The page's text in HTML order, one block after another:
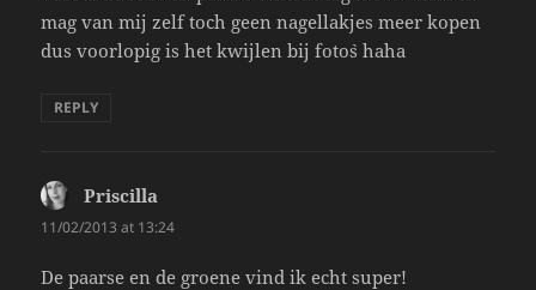
mag van mij zelf toch geen nagellakjes meer kopen
dus voorlopig is het kwijlen bij foto`s haha
REPLY
Priscilla
11/02/2013 at 13:24
De paarse en de groene vind ik echt super!